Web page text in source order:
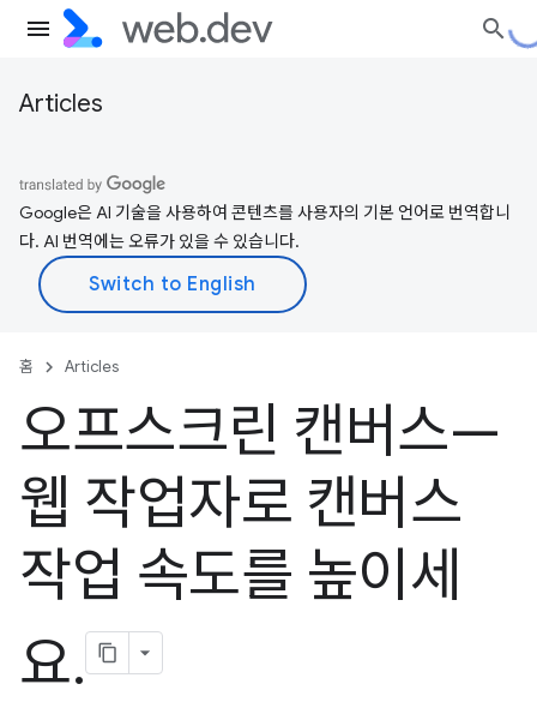
Articles
Google은 AI 기술을 사용하여 콘텐츠를 사용자의 기본 언어로 번역합니
다. AI 번역에는 오류가 있을 수 있습니다.
홈 Articles
오프스크린 캔버스—
웹 작업자로 캔버스
작업 속도를 높이세
요.